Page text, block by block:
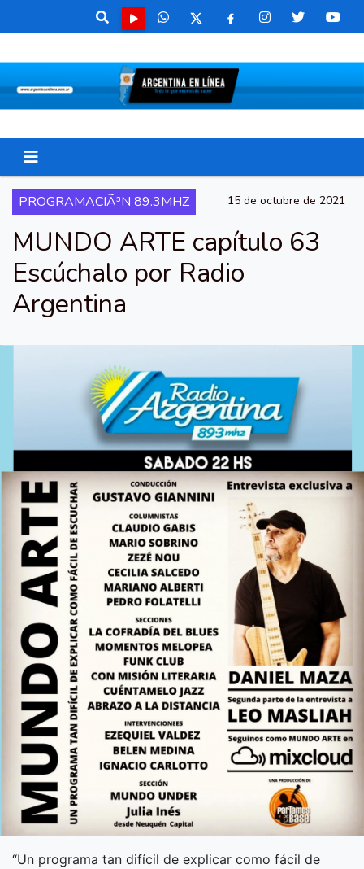
PROGRAMACIÃ³N 89.3MHZ 15 de octubre de 2021
MUNDO ARTE capítulo 63
Escúchalo por Radio
Argentina
“Un programa tan difícil de explicar como fácil de